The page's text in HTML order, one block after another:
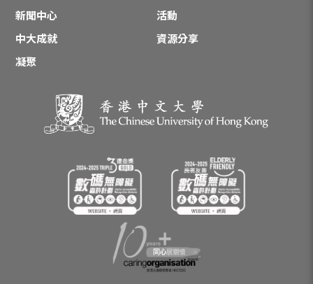
新聞中心
活動
中大成就
資源分享
凝聚